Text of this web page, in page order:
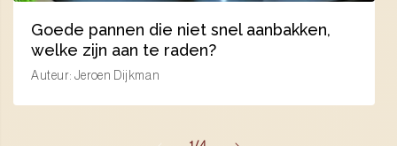
Goede pannen die niet snel aanbakken,
welke zijn aan te raden?
Auteur: Jeroen Dijkman